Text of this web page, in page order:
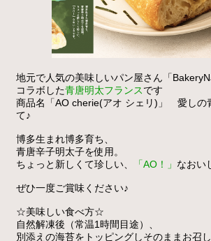
地元で人気の美味しいパン屋さん「
コラボした青唐明太フランスです
商品名「AO cherie(アオ シェリ)」 愛しの
て♪
博多生まれ博多育ち、
青唐辛子明太子を使用。
ちょっと新しくて珍しい、
「AO！」 なおい
ぜひ一度ご賞味ください♪
☆美味しい食べ方☆
自然解凍後（常温1時間目途）、
別添えの海苔をトッピングしそのままお召